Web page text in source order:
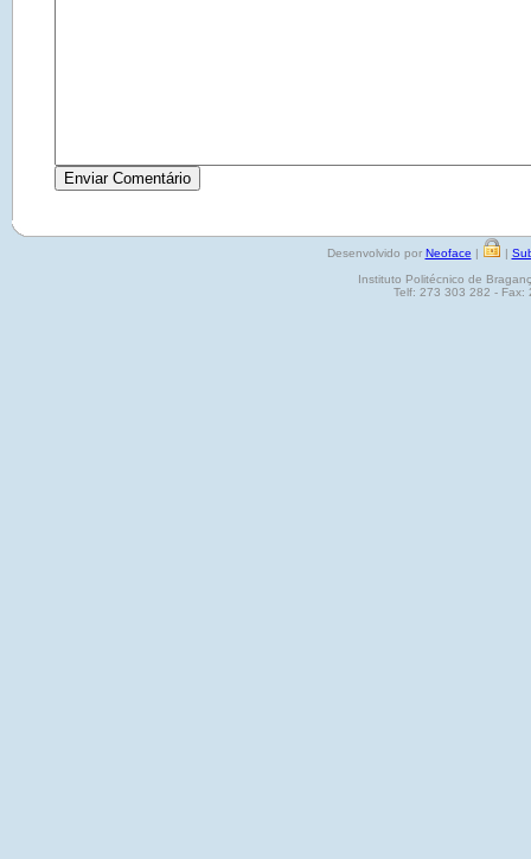
Desenvolvido por Neoface | |
Instituto Politécnico de
Telf: 273 303 282 - Fax: